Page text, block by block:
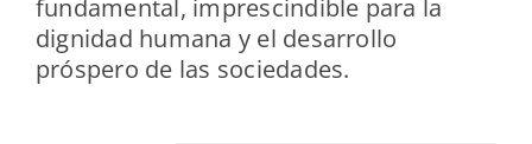
fundamental, imprescindible para la
dignidad humana y el desarrollo
próspero de las sociedades.